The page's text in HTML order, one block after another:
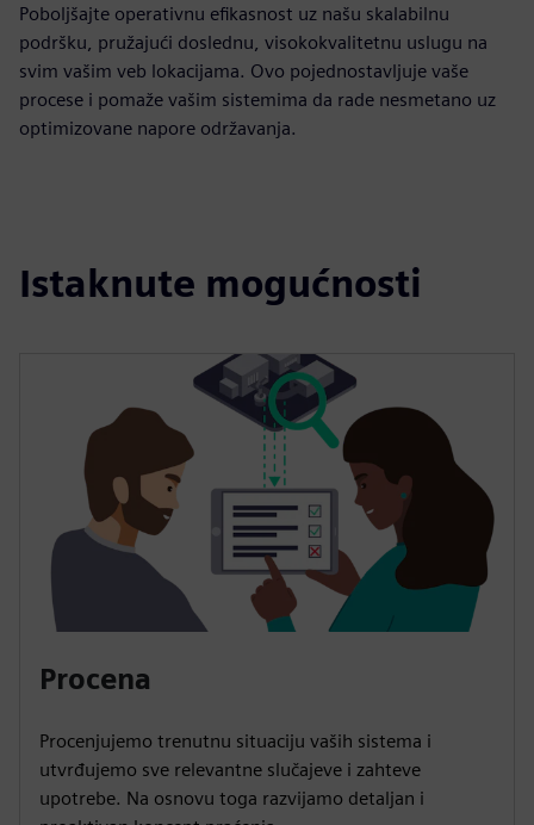
Poboljšajte operativnu efikasnost uz našu skalabilnu
podršku, pružajući doslednu, visokokvalitetnu uslugu na
svim vašim veb lokacijama. Ovo pojednostavljuje vaše
procese i pomaže vašim sistemima da rade nesmetano uz
optimizovane napore održavanja.
Istaknute mogućnosti
Procena
Procenjujemo trenutnu situaciju vaših sistema i
utvrđujemo sve relevantne slučajeve i zahteve
upotrebe. Na osnovu toga razvijamo detaljan i